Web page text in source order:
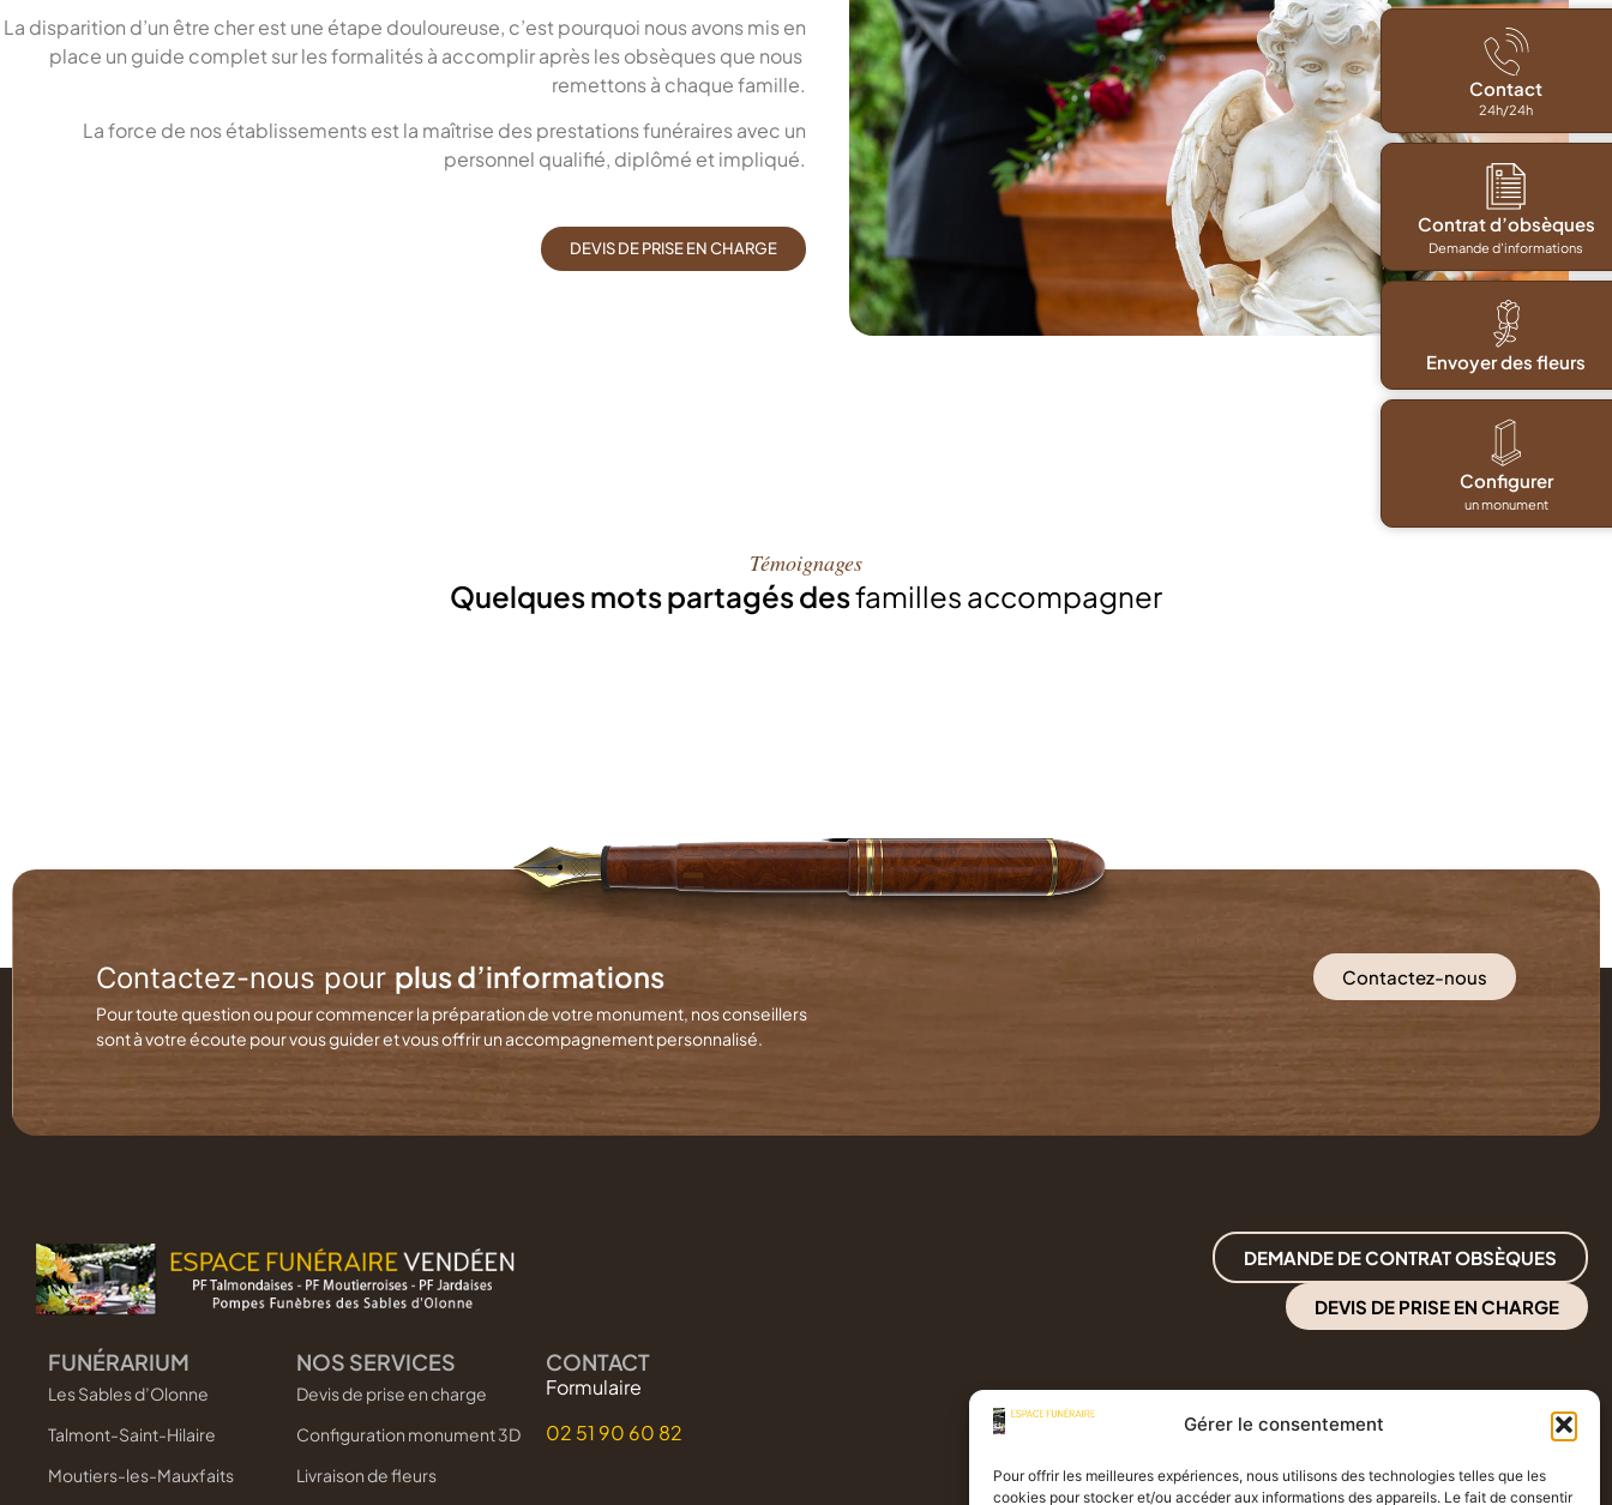
Gérer le consentement
Pour offrir les meilleures expériences, nous utilisons des technologies telles que les
cookies pour stocker et/ou accéder aux informations des appareils. Le fait de consentir
Contact
24h/24h
Contrat d’obsèques
Demande d'informations
Envoyer des fleurs
Configurer
un monument
La disparition d’un être cher est une étape douloureuse, c’est pourquoi nous avons mis en
place un guide complet sur les formalités à accomplir après les obsèques que nous
remettons à chaque famille.
La force de nos établissements est la maîtrise des prestations funéraires avec un
personnel qualifié, diplômé et impliqué.
DEVIS DE PRISE EN CHARGE
Témoignages
Quelques mots partagés desfamilles accompagner
Contactez-nous pour plus d’informations
Pour toute question ou pour commencer la préparation de votre monument, nos conseillers
sont à votre écoute pour vous guider et vous offrir un accompagnement personnalisé.
Contactez-nous
FUNÉRARIUM
Les Sables d’Olonne
Talmont-Saint-Hilaire
Moutiers-les-Mauxfaits
NOS SERVICES
Devis de prise en charge
Configuration monument 3D
Livraison de fleurs
CONTACT
Formulaire
02 51 90 60 82
DEMANDE DE CONTRAT OBSÈQUES
DEVIS DE PRISE EN CHARGE